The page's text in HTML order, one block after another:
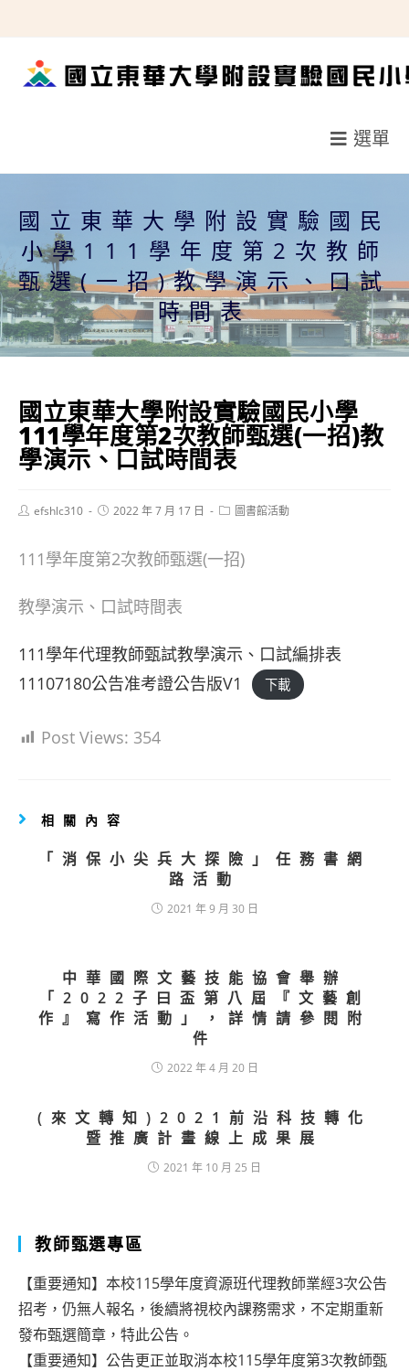
轉
選單
國立東華大學附設實驗國民
小學111學年度第2次教師
甄選(一招)教學演示、口試
時間表
國立東華大學附設實驗國民小學
111學年度第2次教師甄選(一招)教
學演示、口試時間表
Postefshlc310
Post2022 年 7 月 17 日
Post圖書館活動
111學年度第2次教師甄選(一招)
教學演示、口試時間表
111學年代理教師甄試教學演示、口試編排表
11107180公告准考證公告版V1
下載
Post Views: 354
相關內容
「消保小尖兵大探險」任務書網
路活動
2021 年 9 月 30 日
中華國際文藝技能協會舉辦
「2022子曰盃第八屆『文藝創
作』寫作活動」，詳情請參閱附
件
2022 年 4 月 20 日
(來文轉知)2021前沿科技轉化
暨推廣計畫線上成果展
2021 年 10 月 25 日
教師甄選專區
【重要通知】本校115學年度資源班代理教師業經3次公告
招考，仍無人報名，後續將視校內課務需求，不定期重新
發布甄選簡章，特此公告。
【重要通知】公告更正並取消本校115學年度第3次教師甄